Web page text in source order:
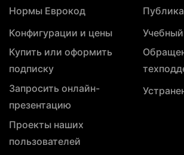
Нормы Еврокод
Конфигурации и цены
Купить или оформить
подписку
Запросить онлайн-
презентацию
Проекты наших
пользователей